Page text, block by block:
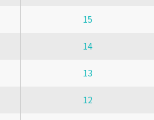
15
14
13
12